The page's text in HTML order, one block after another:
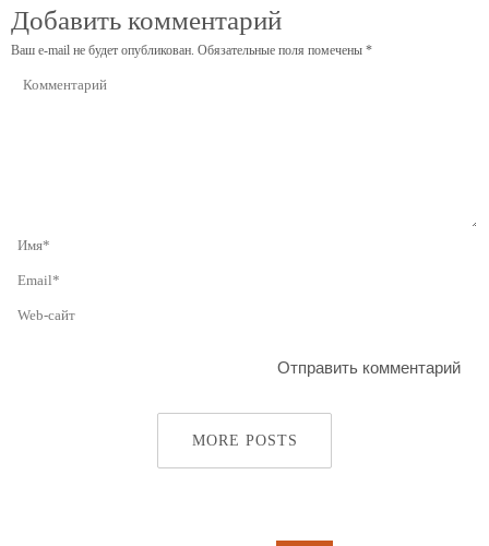
Добавить комментарий
Ваш e-mail не будет опубликован. Обязательные поля помечены *
MORE POSTS